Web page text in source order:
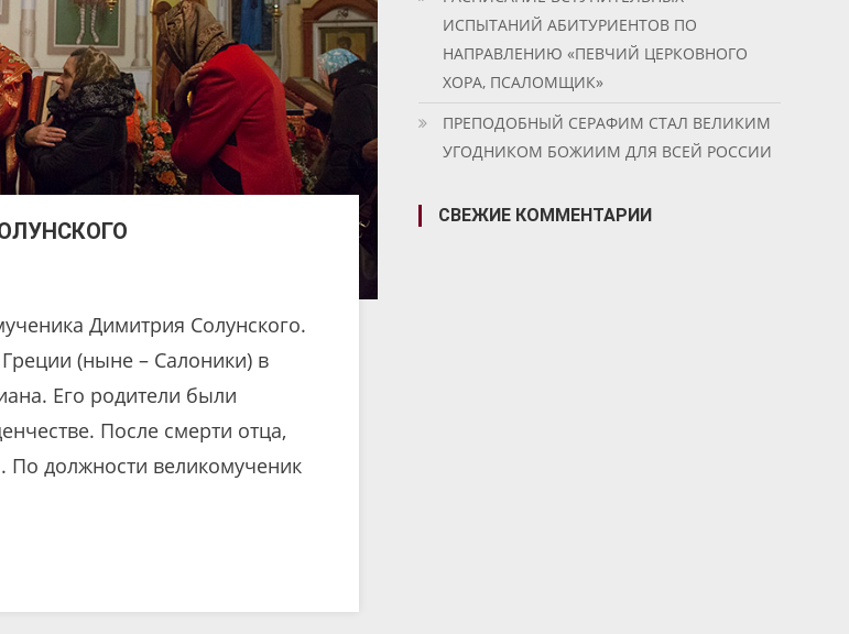
Димитрия Солунского.
(ныне – Салоники) в
Его родители были
После смерти отца,
По должности великомученик
ИСПЫТАНИЙ АБИТУРИЕНТОВ ПО
НАПРАВЛЕНИЮ «ПЕВЧИЙ ЦЕРКОВНОГО
ХОРА, ПСАЛОМЩИК»
ПРЕПОДОБНЫЙ СЕРАФИМ СТАЛ ВЕЛИКИМ
УГОДНИКОМ БОЖИИМ ДЛЯ ВСЕЙ РОССИИ
СВЕЖИЕ КОММЕНТАРИИ